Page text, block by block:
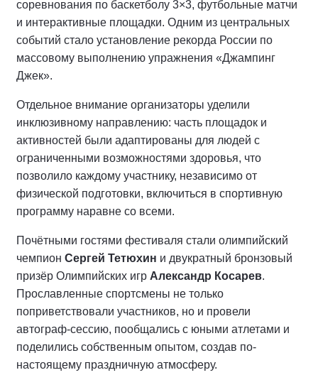
соревнования по баскетболу 3×3, футбольные матчи
и интерактивные площадки. Одним из центральных
событий стало установление рекорда России по
массовому выполнению упражнения «Джампинг
Джек».
Отдельное внимание организаторы уделили
инклюзивному направлению: часть площадок и
активностей были адаптированы для людей с
ограниченными возможностями здоровья, что
позволило каждому участнику, независимо от
физической подготовки, включиться в спортивную
программу наравне со всеми.
Почётными гостями фестиваля стали олимпийский
чемпион Сергей Тетюхин и двукратный бронзовый
призёр Олимпийских игр Александр Косарев.
Прославленные спортсмены не только
поприветствовали участников, но и провели
автограф-сессию, пообщались с юными атлетами и
поделились собственным опытом, создав по-
настоящему праздничную атмосферу.